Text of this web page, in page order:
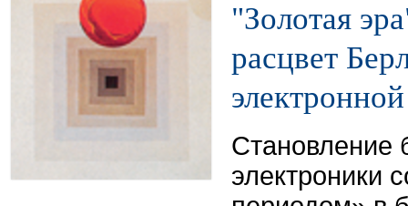
"Золотая
расцвет
Становление
электроники